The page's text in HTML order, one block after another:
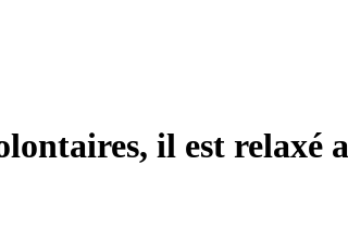
il est relaxé